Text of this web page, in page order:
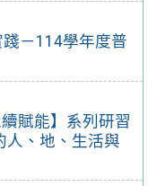
－114學年度普
賦能】系列研習
人、地、生活與